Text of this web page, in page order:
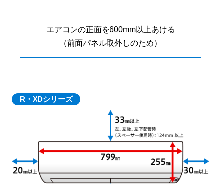
エアコンの正面を600mm以上あける
（前面パネル取外しのため）
R・XDシリーズ